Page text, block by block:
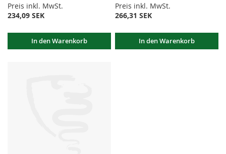
Preis inkl. MwSt.
234,09 SEK
In den Warenkorb
Preis inkl. MwSt.
266,31 SEK
In den Warenkorb